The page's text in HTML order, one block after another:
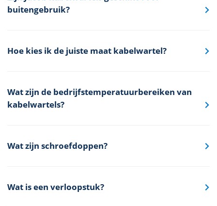
buitengebruik?
Hoe kies ik de juiste maat kabelwartel?
Wat zijn de bedrijfstemperatuurbereiken van
kabelwartels?
Wat zijn schroefdoppen?
Wat is een verloopstuk?